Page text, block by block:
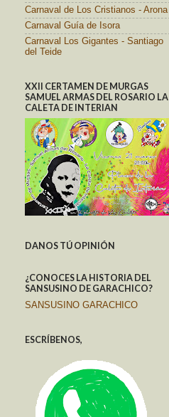
Carnaval de Los Cristianos - Arona
Carnaval Guía de Isora
Carnaval Los Gigantes - Santiago
del Teide
XXII CERTAMEN DE MURGAS
SAMUEL ARMAS DEL ROSARIO LA
CALETA DE INTERIAN
DANOS TÚ OPINIÓN
¿CONOCES LA HISTORIA DEL
SANSUSINO DE GARACHICO?
SANSUSINO GARACHICO
ESCRÍBENOS,